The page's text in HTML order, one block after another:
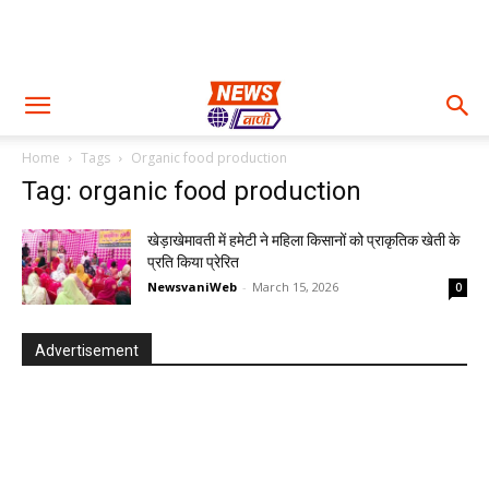
Home Tags Organic food production
Tag: organic food production
खेड़ाखेमावती में हमेटी ने महिला किसानों को प्राकृतिक खेती के
प्रति किया प्रेरित
NewsvaniWeb - March 15, 2026 0
Advertisement